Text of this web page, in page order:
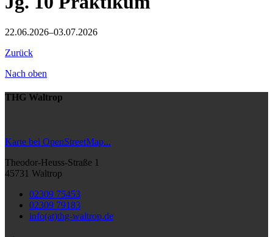
22.06.2026–03.07.2026
Zurück
Nach oben
THG Waltrop
Karte bei OpenStreetMap...
Theodor-Heuss-Straße 1
45731 Waltrop
02309 75453
02309 79183
info(at)thg-waltrop.de